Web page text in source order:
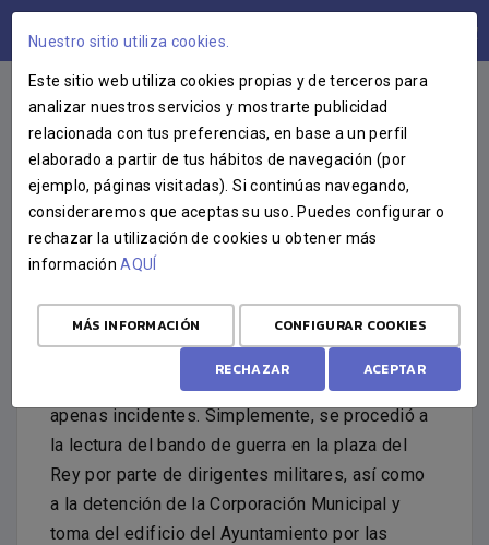
RÉGIMEN DE FRANCO (1936-
1975)
HERMANDADES Y
NACIONALCATOLICISMO
El alzamiento militar del 18 de julio de 1936
triunfó en San Fernando desde su inicio y sin
apenas incidentes. Simplemente, se procedió a
la lectura del bando de guerra en la plaza del
Rey por parte de dirigentes militares, así como
a la detención de la Corporación Municipal y
toma del edificio del Ayuntamiento por las
Nuestro sitio utiliza cookies.
Este sitio web utiliza cookies propias y de terceros para
analizar nuestros servicios y mostrarte publicidad
relacionada con tus preferencias, en base a un perfil
elaborado a partir de tus hábitos de navegación (por
ejemplo, páginas visitadas). Si continúas navegando,
consideraremos que aceptas su uso. Puedes configurar o
rechazar la utilización de cookies u obtener más
informaciónAQUÍ
MÁS INFORMACIÓN CONFIGURAR COOKIES
RECHAZAR ACEPTAR